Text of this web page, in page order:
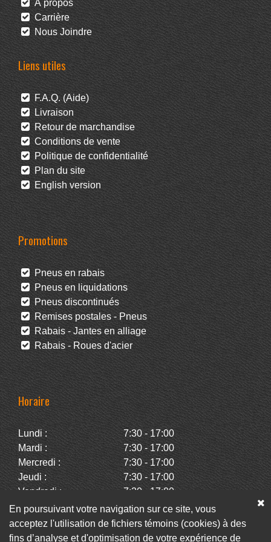
À propos
Carrière
Nous Joindre
Liens utiles
F.A.Q. (Aide)
Livraison
Retour de marchandise
Conditions de vente
Politique de confidentialité
Plan du site
English version
Promotions
Pneus en rabais
Pneus en liquidations
Pneus discontinués
Remises postales - Pneus
Rabais - Jantes en alliage
Rabais - Roues d'acier
Horaire
Lundi :
7:30 - 17:00
Mardi :
7:30 - 17:00
Mercredi :
7:30 - 17:00
Jeudi :
7:30 - 17:00
Vendredi :
7:30 - 17:00
Samedi :
Fermé
Dimanche :
Fermé
En poursuivant votre navigation sur ce site, vous
acceptez l'utilisation de fichiers témoins (cookies) à des
fins d’analyse et d'optimisation de votre expérience de